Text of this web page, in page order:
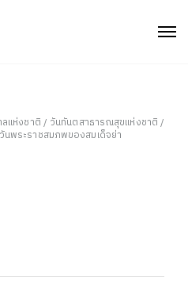
แห่งชาติ / วันทันตสาธารณสุขแห่งชาติ /
พระราชสมภพของสมเด็จย่า